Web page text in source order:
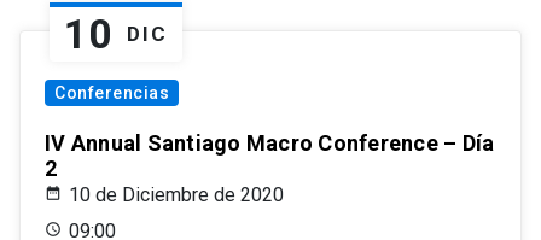
10 DIC
Conferencias
IV Annual Santiago Macro Conference – Día
2
10 de Diciembre de 2020
09:00